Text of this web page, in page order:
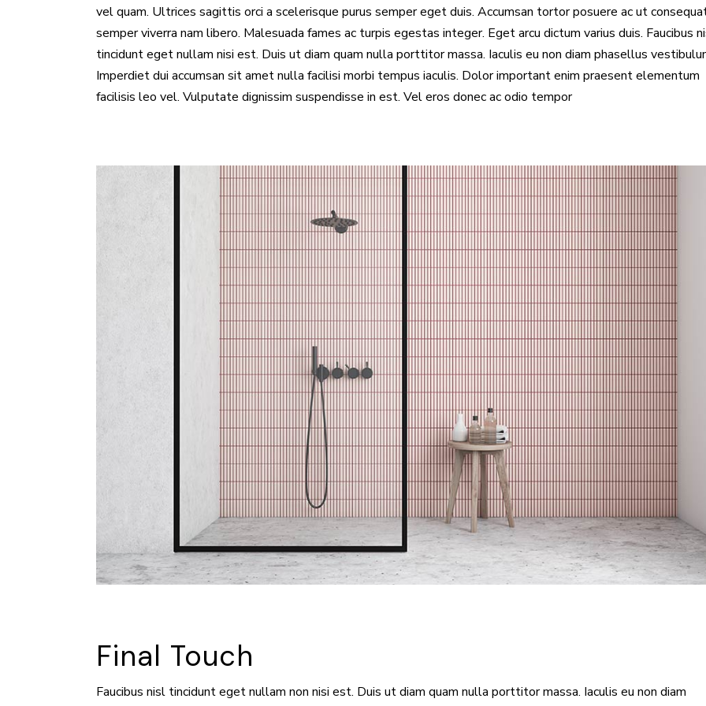
vel quam. Ultrices sagittis orci a scelerisque purus semper eget duis. Accumsan tortor posuere ac ut
semper viverra nam libero. Malesuada fames ac turpis egestas integer. Eget arcu dictum varius duis. Faucibus
tincidunt eget nullam nisi est. Duis ut diam quam nulla porttitor massa. Iaculis eu non diam phasellus
Imperdiet dui accumsan sit amet nulla facilisi morbi tempus iaculis. Dolor important enim praesent elementum
facilisis leo vel. Vulputate dignissim suspendisse in est. Vel eros donec ac odio tempor
Final Touch
Faucibus nisl tincidunt eget nullam non nisi est. Duis ut diam quam nulla porttitor massa. Iaculis eu non diam